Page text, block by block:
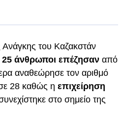
του Καζακστάν
25 άνθρωποι επέζησαν από
αναθεώρησε τον αριθμό
28 καθώς η επιχείρηση
στο σημείο της